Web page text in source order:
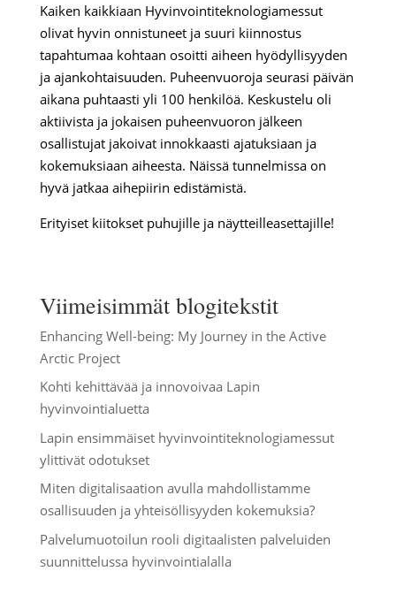
Kaiken kaikkiaan Hyvinvointiteknologiamessut
olivat hyvin onnistuneet ja suuri kiinnostus
tapahtumaa kohtaan osoitti aiheen hyödyllisyyden
ja ajankohtaisuuden. Puheenvuoroja seurasi päivän
aikana puhtaasti yli 100 henkilöä. Keskustelu oli
aktiivista ja jokaisen puheenvuoron jälkeen
osallistujat jakoivat innokkaasti ajatuksiaan ja
kokemuksiaan aiheesta. Näissä tunnelmissa on
hyvä jatkaa aihepiirin edistämistä.
Erityiset kiitokset puhujille ja näytteilleasettajille!
Viimeisimmät blogitekstit
Enhancing Well-being: My Journey in the Active
Arctic Project
Kohti kehittävää ja innovoivaa Lapin
hyvinvointialuetta
Lapin ensimmäiset hyvinvointiteknologiamessut
ylittivät odotukset
Miten digitalisaation avulla mahdollistamme
osallisuuden ja yhteisöllisyyden kokemuksia?
Palvelumuotoilun rooli digitaalisten palveluiden
suunnittelussa hyvinvointialalla